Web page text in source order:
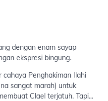
dengan enam sayap
ekspresi bingung.
cahaya Penghakiman Ilahi
sangat marah) untuk
Clael terjatuh. Tapi...